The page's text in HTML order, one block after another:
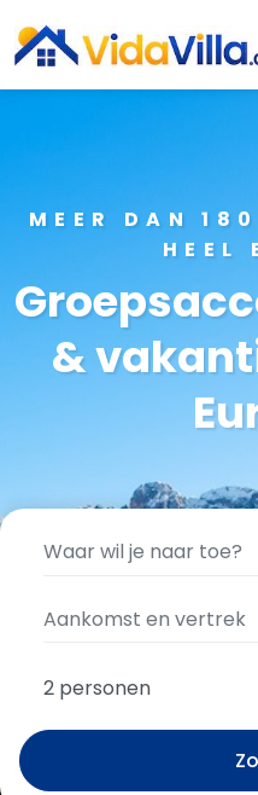
MEER DAN
HEEL
&
2 personen